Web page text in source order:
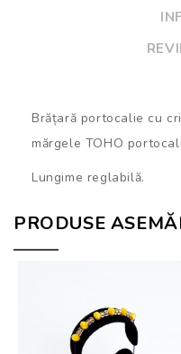
Brățară portocalie cu
mărgele TOHO
Lungime reglabilă.
PRODUSE